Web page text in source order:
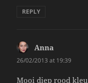
REPLY
Anna
26/02/2013 at 19:39
Mooi diep rood